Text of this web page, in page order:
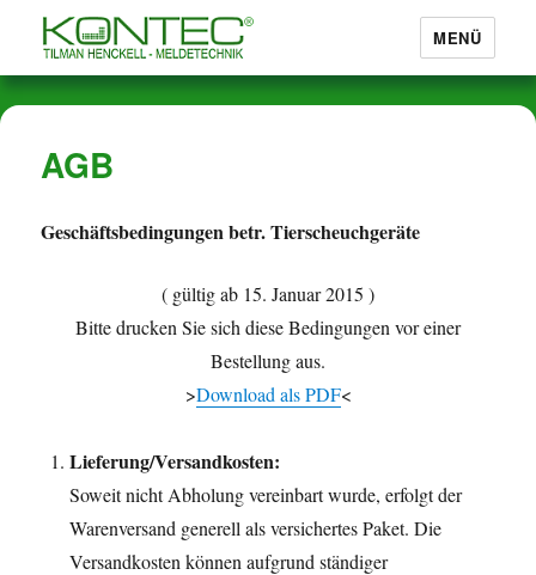
Marderabwehr von KONTEC®
MENÜ
AGB
Geschäftsbedingungen betr. Tierscheuchgeräte
( gültig ab 15. Januar 2015 )
Bitte drucken Sie sich diese Bedingungen vor einer
Bestellung aus.
>Download als PDF<
Lieferung/Versandkosten:
Soweit nicht Abholung vereinbart wurde, erfolgt der
Warenversand generell als versichertes Paket. Die
Versandkosten können aufgrund ständiger